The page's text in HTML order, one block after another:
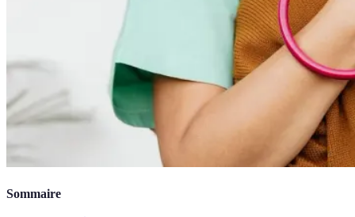
Sommaire